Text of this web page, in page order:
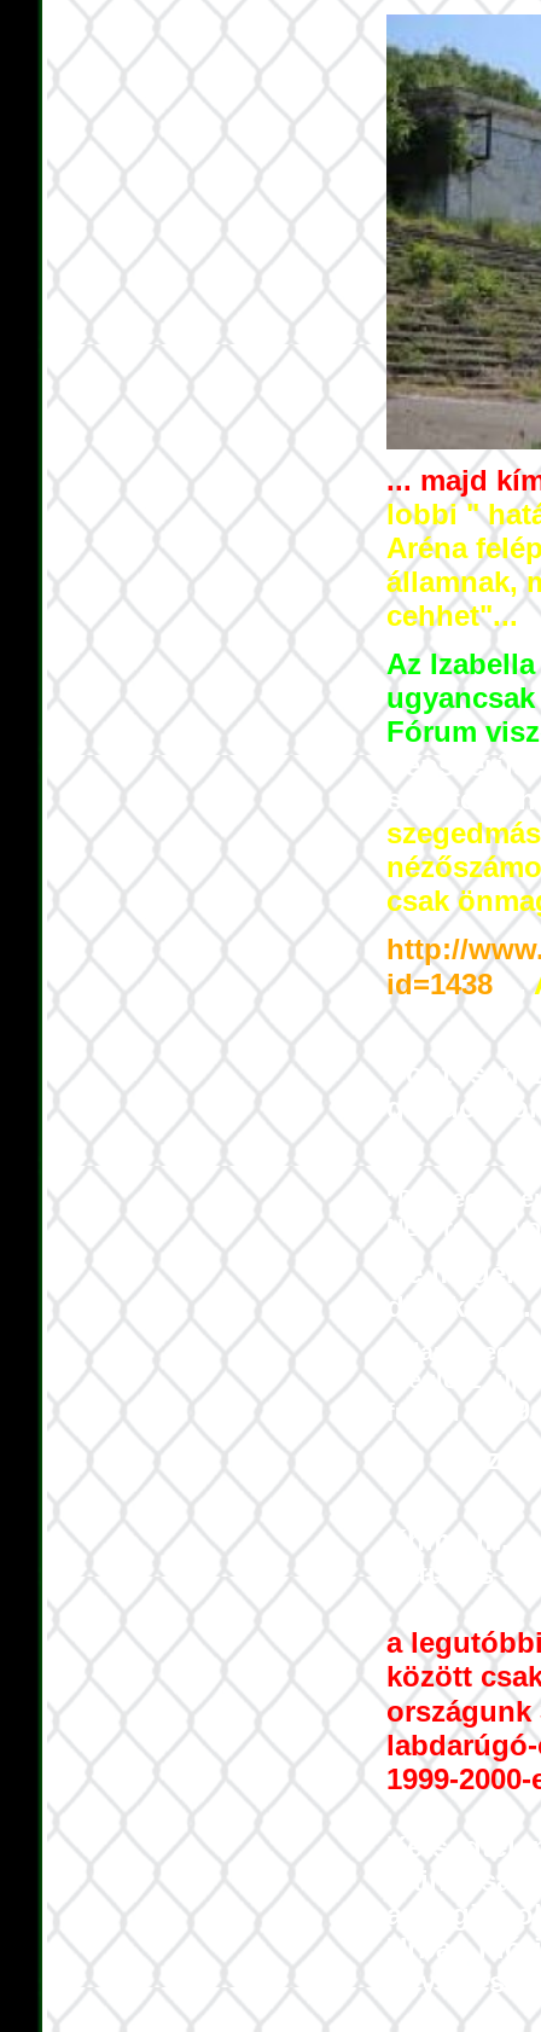
... majd
lobbi "
Aréna
államnak,
cehhet"...
Az
Fórum
csak
http://
id=1438 ...,
Pontosan
NB I-re, ez
De
drukkerek.
Talán
meglesz
futball
aktuális
a
között
országunk
1999-
anyagi
Urbán